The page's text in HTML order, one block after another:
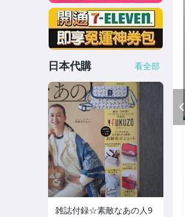
日本代購 看全部
雑誌付録☆素敵なあの人9